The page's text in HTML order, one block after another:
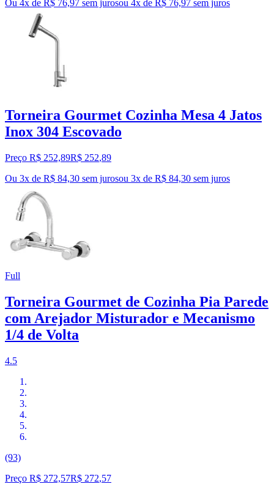
Ou 4x de R$ 76,97 sem jurosou 4x de R$ 76,97 sem juros
Torneira Gourmet Cozinha Mesa 4 Jatos
Inox 304 Escovado
Preço R$ 252,89R$ 252,89
Ou 3x de R$ 84,30 sem jurosou 3x de R$ 84,30 sem juros
Full
Torneira Gourmet de Cozinha Pia Parede
com Arejador Misturador e Mecanismo
1/4 de Volta
4.5
(93)
Preço R$ 272,57R$ 272,57